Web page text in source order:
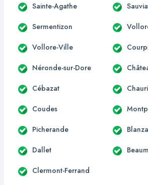
Sainte-Agathe
Sermentizon
Vollore-Ville
Néronde-sur-Dore
Cébazat
Coudes
Picherande
Dallet
Clermont-Ferrand